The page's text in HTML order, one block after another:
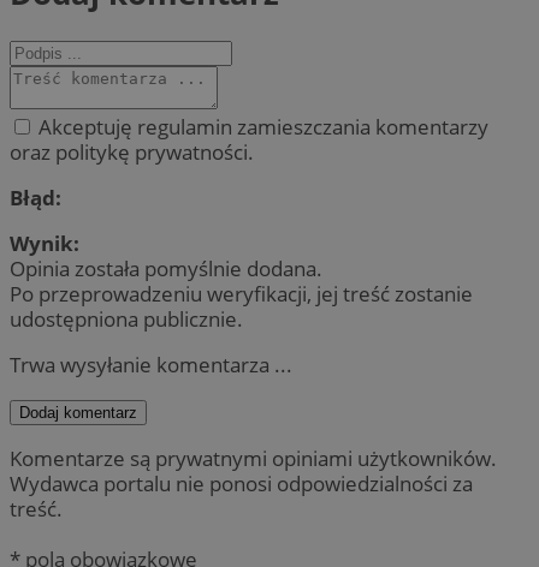
Akceptuję regulamin zamieszczania komentarzy
oraz politykę prywatności.
Błąd:
Wynik:
Opinia została pomyślnie dodana.
Po przeprowadzeniu weryfikacji, jej treść zostanie
udostępniona publicznie.
Trwa wysyłanie komentarza ...
Dodaj komentarz
Komentarze są prywatnymi opiniami użytkowników.
Wydawca portalu nie ponosi odpowiedzialności za
treść.
* pola obowiązkowe